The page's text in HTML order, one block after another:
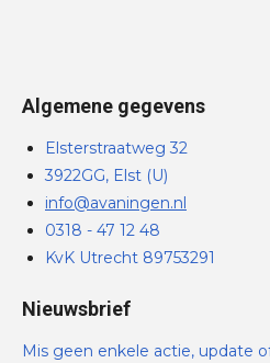
Algemene gegevens
Elsterstraatweg 32
3922GG, Elst (U)
info@avaningen.nl
0318 - 47 12 48
KvK Utrecht 89753291
Nieuwsbrief
Mis geen enkele actie, update